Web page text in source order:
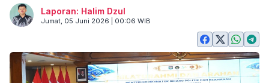
Laporan: Halim Dzul
Jumat, 05 Juni 2026 | 00:06 WIB